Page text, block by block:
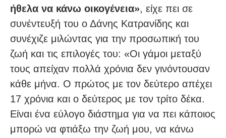
ήθελα να κάνω οικογένεια», είχε πει σε
συνέντευξή του ο Δάνης Κατρανίδης και
συνέχιζε μιλώντας για την προσωπική του
ζωή και τις επιλογές του: «Οι γάμοι μεταξύ
τους απείχαν πολλά χρόνια δεν γινόντουσαν
κάθε μήνα. Ο πρώτος με τον δεύτερο απέχει
17 χρόνια και ο δεύτερος με τον τρίτο δέκα.
Είναι ένα εύλογο διάστημα για να πει κάποιος
μπορώ να φτιάξω την ζωή μου, να κάνω